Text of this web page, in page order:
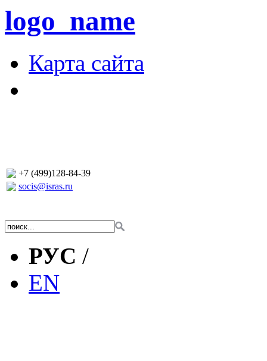
logo_name
Карта сайта
+7 (499)128-84-39
socis@isras.ru
РУС /
EN